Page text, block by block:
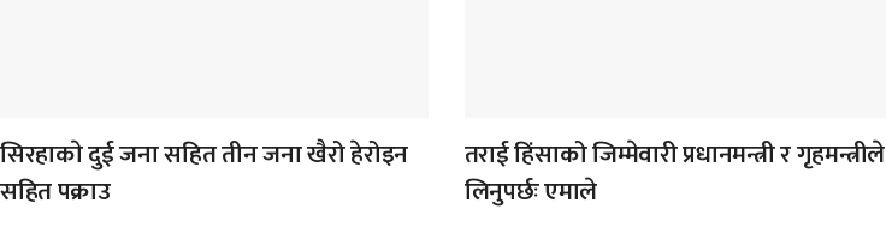
सिरहाकाे दुई जना सहित तीन जना खैरो हेरोइन
सहित पक्राउ
तराई हिंसाको जिम्मेवारी प्रधानमन्त्री र गृहमन्त्रीले
लिनुपर्छः एमाले